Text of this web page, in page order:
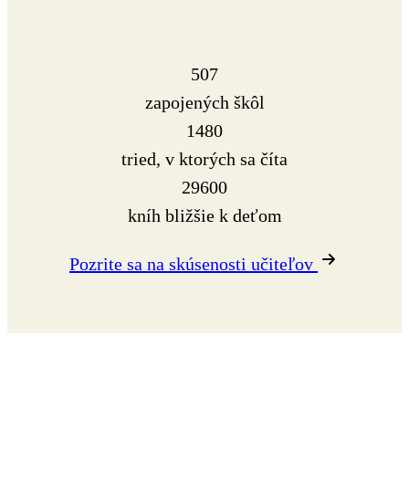
507
zapojených škôl
1480
tried, v ktorých sa číta
29600
kníh bližšie k deťom
Pozrite sa na skúsenosti učiteľov